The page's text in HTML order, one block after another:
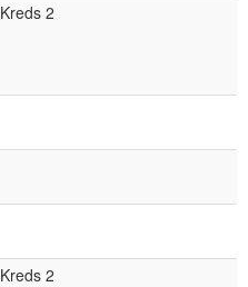
Kreds 2
Kreds 2